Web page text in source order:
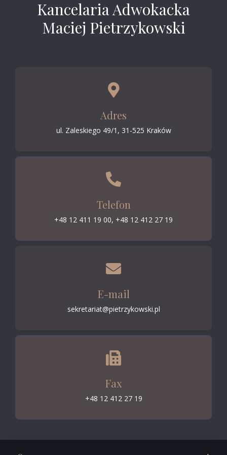
Kancelaria Adwokacka
Maciej Pietrzykowski
Adres
ul. Zaleskiego 49/1, 31-525 Kraków
Telefon
+48 12 411 19 00, +48 12 412 27 19
E-mail
sekretariat@pietrzykowski.pl
Fax
+48 12 412 27 19